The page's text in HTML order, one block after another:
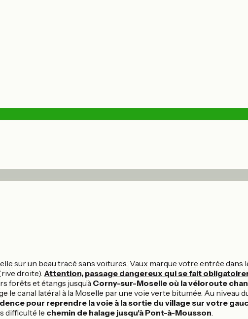
sur un beau tracé sans voitures. Vaux marque votre entrée
droite). Attention, passage dangereux qui se fait
forêts et étangs jusqu’à Corny-sur-Moselle où la véloroute
le canal latéral à la Moselle par une voie verte bitumée. Au niveau
pour reprendre la voie à la sortie du village sur votre
difficulté le chemin de halage jusqu'à Pont-à-Mousson.